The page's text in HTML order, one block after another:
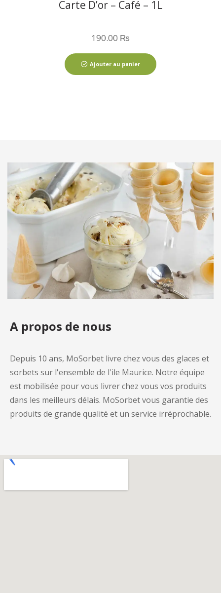
Carte D’or – Café – 1L
190.00 ₨
Ajouter au panier
A propos de nous
Depuis 10 ans, MoSorbet livre chez vous des glaces et
sorbets sur l'ensemble de l'ile Maurice. Notre équipe
est mobilisée pour vous livrer chez vous vos produits
dans les meilleurs délais. MoSorbet vous garantie des
produits de grande qualité et un service irréprochable.